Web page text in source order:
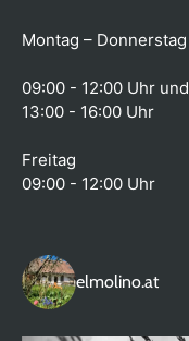
Montag – Donnerstag
09:00 - 12:00 Uhr und
13:00 - 16:00 Uhr
Freitag
09:00 - 12:00 Uhr
elmolino.at